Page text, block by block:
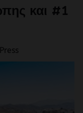
και #1